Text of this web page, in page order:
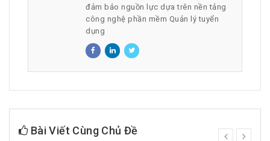
đảm bảo nguồn lực dựa trên nền tảng
công nghệ phần mềm Quản lý tuyển
dụng
Bài Viết Cùng Chủ Đề
prev